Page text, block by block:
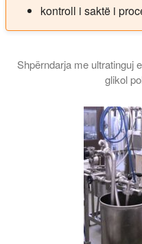
kontroll i saktë i
Shpërndarja me ultratinguj
glikol